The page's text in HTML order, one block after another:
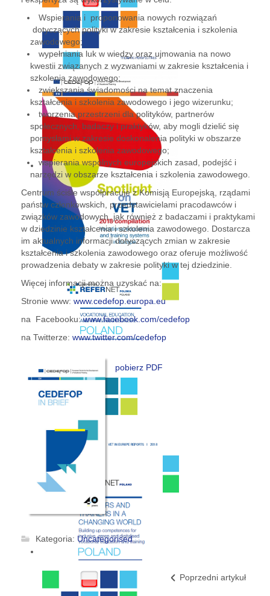
Wspierania i proponowania nowych rozwiązań
dotyczących polityki w zakresie kształcenia i szkolenia
zawodowego;
wypełniania luk w wiedzy oraz ujmowania na nowo
kwestii związanych z wyzwaniami w zakresie kształcenia i
szkolenia zawodowego;
zwiększania świadomości na temat znaczenia
kształcenia i szkolenia zawodowego i jego wizerunku;
tworzenia przestrzeni dla polityków, partnerów
społecznych, badaczy i praktyków, aby mogli dzielić się
pomysłami w zakresie doskonalenia polityki w obszarze
kształcenia i szkolenia zawodowego;
wspierania wspólnych europejskich zasad, podejść i
narzędzi w obszarze kształcenia i szkolenia zawodowego.
Centrum ściśle współpracuje z Komisją Europejską, rządami
państw członkowskich, przedstawicielami pracodawców i
związków zawodowych, jak również z badaczami i praktykami
w dziedzinie kształcenia i szkolenia zawodowego. Dostarcza
im aktualnych informacji dotyczących zmian w zakresie
kształcenia i szkolenia zawodowego oraz oferuje możliwość
prowadzenia debaty w zakresie polityki w tej dziedzinie.
Więcej informacji można uzyskać na:
Stronie www: www.cedefop.europa.eu
na Facebooku:www.facebook.com/cedefop
na Twitterze: www.twitter.com/cedefop
pobierz PDF
Kategoria: Uncategorised
Poprzedni artykuł